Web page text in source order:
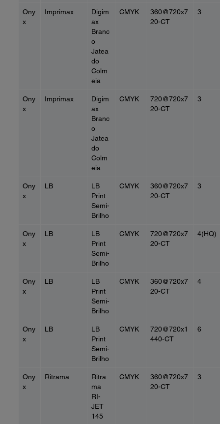
Ony
x
Imprimax
Digim
ax
Branc
o
Jatea
do
Colm
eia
CMYK
360@720x7
20-CT
3
Ony
x
Imprimax
Digim
ax
Branc
o
Jatea
do
Colm
eia
CMYK
720@720x7
20-CT
3
Ony
x
LB
LB
Print
Semi-
Brilho
CMYK
360@720x7
20-CT
3
Ony
x
LB
LB
Print
Semi-
Brilho
CMYK
720@720x7
20-CT
4(HQ)
Ony
x
LB
LB
Print
Semi-
Brilho
CMYK
360@720x7
20-CT
4
Ony
x
LB
LB
Print
Semi-
Brilho
CMYK
720@720x1
440-CT
6
Ony
x
Ritrama
Ritra
ma
RI-
JET
145
CMYK
360@720x7
20-CT
3